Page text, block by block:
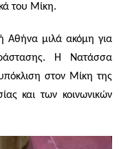
του Μίκη.
Αθήνα μιλά ακόμη για
Η Νατάσσα
στον Μίκη της
και των κοινωνικών